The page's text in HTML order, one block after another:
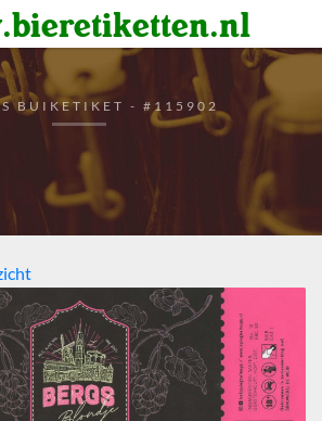
BUIKETIKET - #115902